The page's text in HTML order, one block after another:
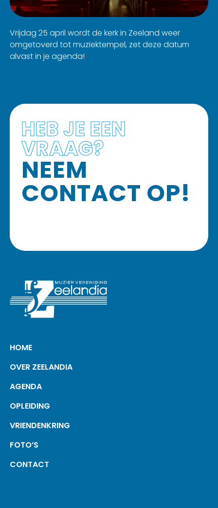
Vrijdag 25 april wordt de kerk in Zeeland weer
omgetoverd tot muziektempel, zet deze datum
alvast in je agenda!
HEB JE EEN
VRAAG?
NEEM
CONTACT OP!
HOME
OVER ZEELANDIA
AGENDA
OPLEIDING
VRIENDEN­KRING
FOTO’S
CONTACT